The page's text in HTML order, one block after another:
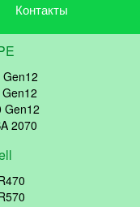
Контакты
Gen12
2070